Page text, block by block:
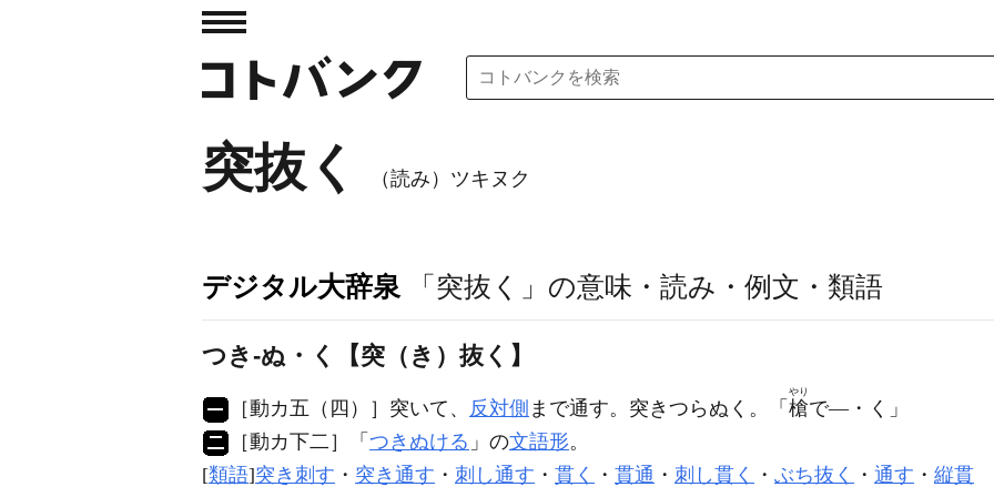
突抜く （読み）ツキヌク
デジタル大辞泉 「突抜く」の意味・読み・例文・類語
つき‐ぬ・く【突（き）抜く】
［動カ五（四）］ 突いて、 反対側 まで通す。突きつらぬく。「 槍
やり
で―・く」
［動カ下二］
「 つきぬける 」の文語形。
[類語]突き刺す ・ 突き通す ・ 刺し通す ・ 貫く ・ 貫通 ・ 刺し貫く ・ ぶち抜く ・ 通す ・ 縦貫